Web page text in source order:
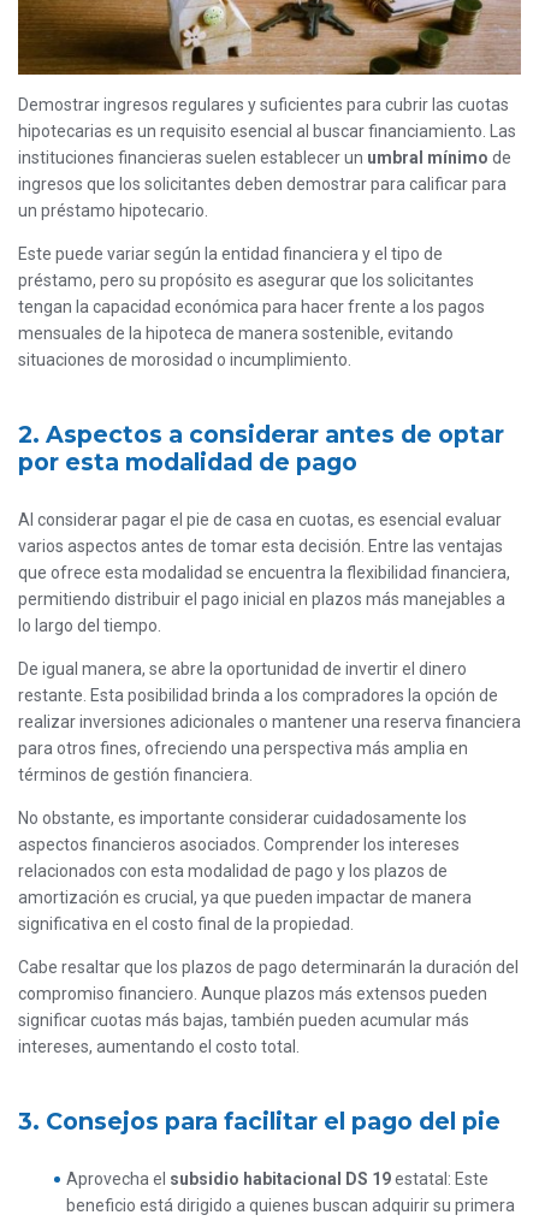
Demostrar ingresos regulares y suficientes para cubrir las cuotas
hipotecarias es un requisito esencial al buscar financiamiento. Las
instituciones financieras suelen establecer un umbral mínimo de
ingresos que los solicitantes deben demostrar para calificar para
un préstamo hipotecario.
Este puede variar según la entidad financiera y el tipo de
préstamo, pero su propósito es asegurar que los solicitantes
tengan la capacidad económica para hacer frente a los pagos
mensuales de la hipoteca de manera sostenible, evitando
situaciones de morosidad o incumplimiento.
2. Aspectos a considerar antes de optar
por esta modalidad de pago
Al considerar pagar el pie de casa en cuotas, es esencial evaluar
varios aspectos antes de tomar esta decisión. Entre las ventajas
que ofrece esta modalidad se encuentra la flexibilidad financiera,
permitiendo distribuir el pago inicial en plazos más manejables a
lo largo del tiempo.
De igual manera, se abre la oportunidad de invertir el dinero
restante. Esta posibilidad brinda a los compradores la opción de
realizar inversiones adicionales o mantener una reserva financiera
para otros fines, ofreciendo una perspectiva más amplia en
términos de gestión financiera.
No obstante, es importante considerar cuidadosamente los
aspectos financieros asociados. Comprender los intereses
relacionados con esta modalidad de pago y los plazos de
amortización es crucial, ya que pueden impactar de manera
significativa en el costo final de la propiedad.
Cabe resaltar que los plazos de pago determinarán la duración del
compromiso financiero. Aunque plazos más extensos pueden
significar cuotas más bajas, también pueden acumular más
intereses, aumentando el costo total.
3. Consejos para facilitar el pago del pie
Aprovecha el subsidio habitacional DS 19estatal: Este
beneficio está dirigido a quienes buscan adquirir su primera